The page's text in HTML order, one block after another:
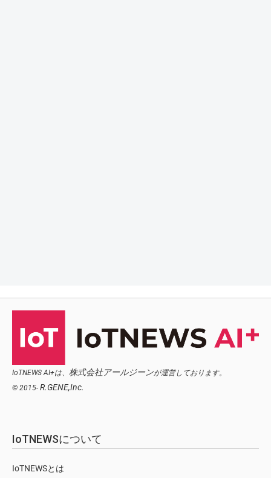
IoTNEWS AI+は、 株式会社アールジーンが運営しております。
© 2015- R.GENE,Inc.
IoTNEWSについて
IoTNEWSとは